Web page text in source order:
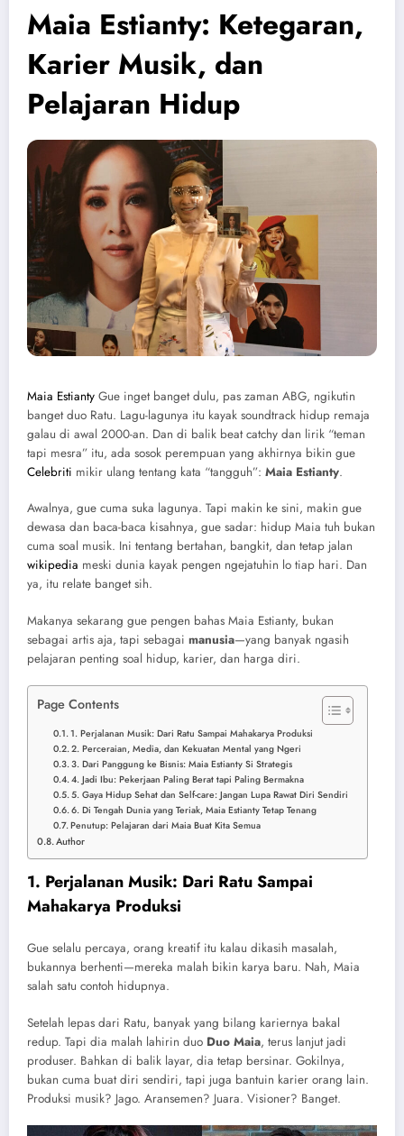
Maia Estianty: Ketegaran,
Karier Musik, dan
Pelajaran Hidup
Maia Estianty Gue inget banget dulu, pas zaman ABG, ngikutin
banget duo Ratu. Lagu-lagunya itu kayak soundtrack hidup remaja
galau di awal 2000-an. Dan di balik beat catchy dan lirik “teman
tapi mesra” itu, ada sosok perempuan yang akhirnya bikin gue
Celebriti mikir ulang tentang kata “tangguh”: Maia Estianty.
Awalnya, gue cuma suka lagunya. Tapi makin ke sini, makin gue
dewasa dan baca-baca kisahnya, gue sadar: hidup Maia tuh bukan
cuma soal musik. Ini tentang bertahan, bangkit, dan tetap jalan
wikipedia meski dunia kayak pengen ngejatuhin lo tiap hari. Dan
ya, itu relate banget sih.
Makanya sekarang gue pengen bahas Maia Estianty, bukan
sebagai artis aja, tapi sebagai manusia—yang banyak ngasih
pelajaran penting soal hidup, karier, dan harga diri.
Page Contents
1. Perjalanan Musik: Dari Ratu Sampai Mahakarya Produksi
2. Perceraian, Media, dan Kekuatan Mental yang Ngeri
3. Dari Panggung ke Bisnis: Maia Estianty Si Strategis
4. Jadi Ibu: Pekerjaan Paling Berat tapi Paling Bermakna
5. Gaya Hidup Sehat dan Self-care: Jangan Lupa Rawat Diri Sendiri
6. Di Tengah Dunia yang Teriak, Maia Estianty Tetap Tenang
Penutup: Pelajaran dari Maia Buat Kita Semua
Author
1. Perjalanan Musik: Dari Ratu Sampai
Mahakarya Produksi
Gue selalu percaya, orang kreatif itu kalau dikasih masalah,
bukannya berhenti—mereka malah bikin karya baru. Nah, Maia
salah satu contoh hidupnya.
Setelah lepas dari Ratu, banyak yang bilang kariernya bakal
redup. Tapi dia malah lahirin duo Duo Maia, terus lanjut jadi
produser. Bahkan di balik layar, dia tetap bersinar. Gokilnya,
bukan cuma buat diri sendiri, tapi juga bantuin karier orang lain.
Produksi musik? Jago. Aransemen? Juara. Visioner? Banget.